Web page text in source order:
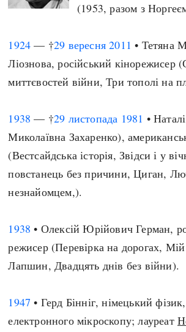
(1953, разом з
1924 — †29 вересня 2011 • Тетяна
Ліознова, російський кінорежисер
миттєвостей війни, Три тополі на
1938 — †29 листопада 1981 •
Миколаївна Захаренко),
(Вестсайдська історія, Звідси і у
повстанець без причини, Циган,
незнайомцем,).
1938 • Олексій Юрійович Герман,
режисер (Перевірка на дорогах, Мій
Лапшин, Двадцять днів без війни).
1947 • Герд Бінніг, німецький
електронного мікроскопу; лауреат